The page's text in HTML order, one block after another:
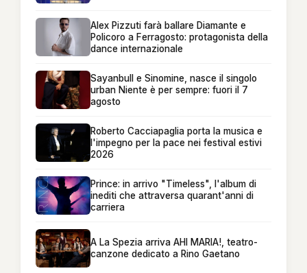
Alex Pizzuti farà ballare Diamante e
Policoro a Ferragosto: protagonista della
dance internazionale
Sayanbull e Sinomine, nasce il singolo
urban Niente è per sempre: fuori il 7
agosto
Roberto Cacciapaglia porta la musica e
l'impegno per la pace nei festival estivi
2026
Prince: in arrivo "Timeless", l'album di
inediti che attraversa quarant'anni di
carriera
A La Spezia arriva AHI MARIA!, teatro-
canzone dedicato a Rino Gaetano